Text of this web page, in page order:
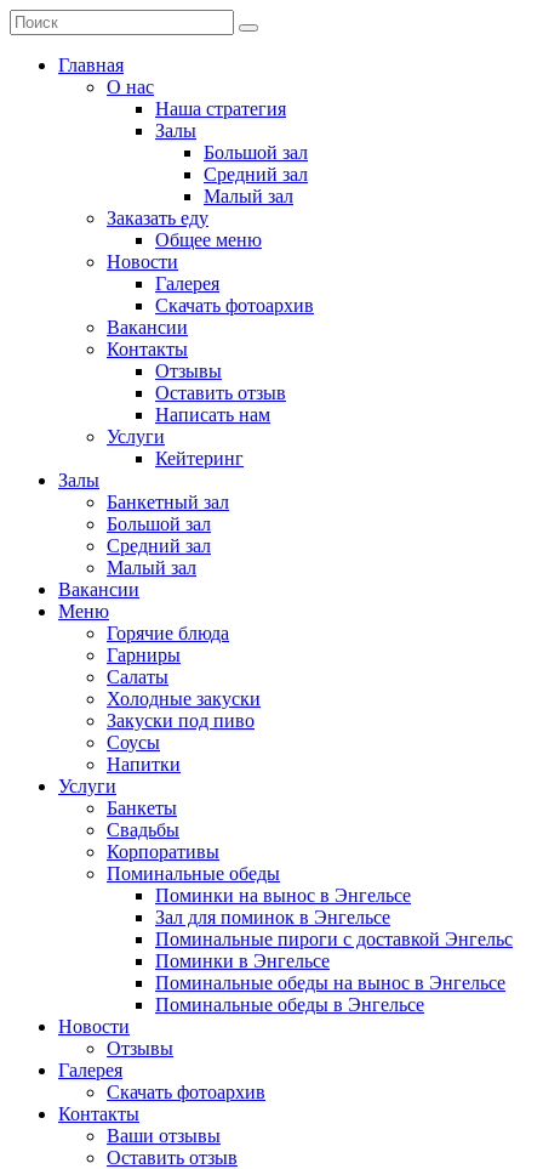
Главная
О нас
Наша стратегия
Залы
Большой зал
Средний зал
Малый зал
Заказать еду
Общее меню
Новости
Галерея
Скачать фотоархив
Вакансии
Контакты
Отзывы
Оставить отзыв
Написать нам
Услуги
Кейтеринг
Залы
Банкетный зал
Большой зал
Средний зал
Малый зал
Вакансии
Меню
Горячие блюда
Гарниры
Салаты
Холодные закуски
Закуски под пиво
Соусы
Напитки
Услуги
Банкеты
Свадьбы
Корпоративы
Поминальные обеды
Поминки на вынос в Энгельсе
Зал для поминок в Энгельсе
Поминальные пироги с доставкой Энгельс
Поминки в Энгельсе
Поминальные обеды на вынос в Энгельсе
Поминальные обеды в Энгельсе
Новости
Отзывы
Галерея
Скачать фотоархив
Контакты
Ваши отзывы
Оставить отзыв